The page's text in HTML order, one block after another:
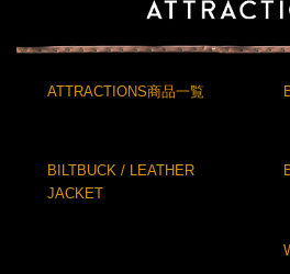
ATTRACTIONS商品一覧
BILTBUCK / LEATHER
JACKET